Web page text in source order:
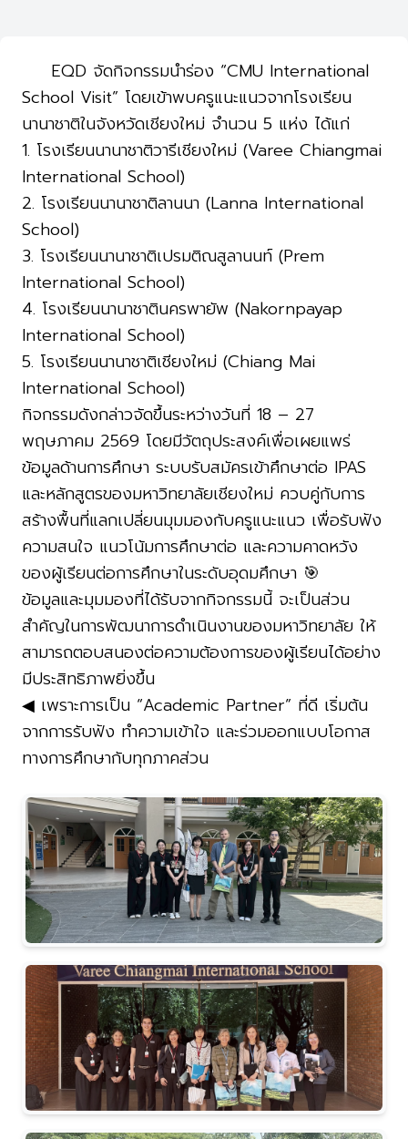
EQD จัดกิจกรรมนำร่อง “CMU International
School Visit” โดยเข้าพบครูแนะแนวจากโรงเรียน
นานาชาติในจังหวัดเชียงใหม่ จำนวน 5 แห่ง ได้แก่
1. โรงเรียนนานาชาติวารีเชียงใหม่ (Varee Chiangmai
International School)
2. โรงเรียนนานาชาติลานนา (Lanna International
School)
3. โรงเรียนนานาชาติเปรมติณสูลานนท์ (Prem
International School)
4. โรงเรียนนานาชาตินครพายัพ (Nakornpayap
International School)
5. โรงเรียนนานาชาติเชียงใหม่ (Chiang Mai
International School)
กิจกรรมดังกล่าวจัดขึ้นระหว่างวันที่ 18 – 27
พฤษภาคม 2569 โดยมีวัตถุประสงค์เพื่อเผยแพร่
ข้อมูลด้านการศึกษา ระบบรับสมัครเข้าศึกษาต่อ IPAS
และหลักสูตรของมหาวิทยาลัยเชียงใหม่ ควบคู่กับการ
สร้างพื้นที่แลกเปลี่ยนมุมมองกับครูแนะแนว เพื่อรับฟัง
ความสนใจ แนวโน้มการศึกษาต่อ และความคาดหวัง
ของผู้เรียนต่อการศึกษาในระดับอุดมศึกษา 🎯
ข้อมูลและมุมมองที่ได้รับจากกิจกรรมนี้ จะเป็นส่วน
สำคัญในการพัฒนาการดำเนินงานของมหาวิทยาลัย ให้
สามารถตอบสนองต่อความต้องการของผู้เรียนได้อย่าง
มีประสิทธิภาพยิ่งขึ้น
◀ เพราะการเป็น “Academic Partner” ที่ดี เริ่มต้น
จากการรับฟัง ทำความเข้าใจ และร่วมออกแบบโอกาส
ทางการศึกษากับทุกภาคส่วน